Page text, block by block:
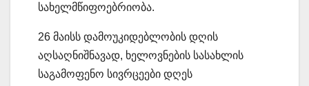
სახელმწიფოებრიობა.
26 მაისს დამოუკიდებლობის დღის
აღსაღნიშნავად, ხელოვნების სასახლის
საგამოფენო სივრცეები დღეს